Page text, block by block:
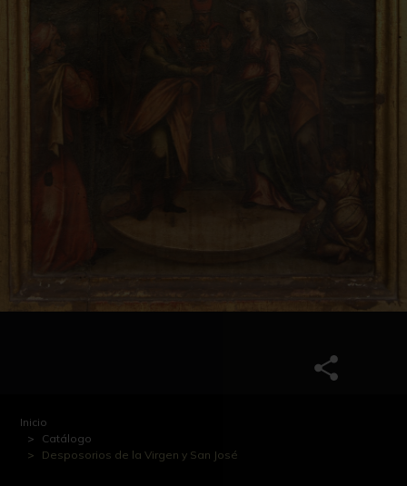
Inicio
Catálogo
Desposorios de la Virgen y San José